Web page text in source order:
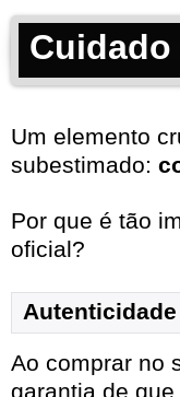
Um elemento
subestimado:
Por que é tão
oficial?
Ao comprar no
garantia de